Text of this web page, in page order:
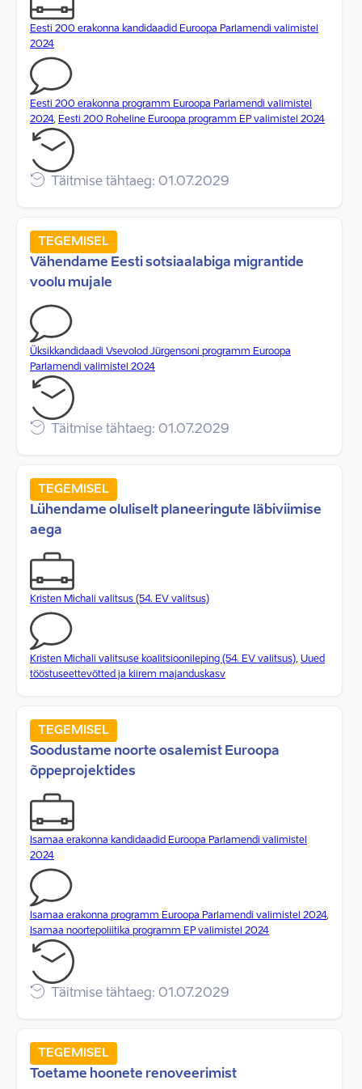
Eesti 200 erakonna kandidaadid Euroopa Parlamendi valimistel
2024
Eesti 200 erakonna programm Euroopa Parlamendi valimistel
2024, Eesti 200 Roheline Euroopa programm EP valimistel 2024
Täitmise tähtaeg: 01.07.2029
TEGEMISEL
Vähendame Eesti sotsiaalabiga migrantide
voolu mujale
Üksikkandidaadi Vsevolod Jürgensoni programm Euroopa
Parlamendi valimistel 2024
Täitmise tähtaeg: 01.07.2029
TEGEMISEL
Lühendame oluliselt planeeringute läbiviimise
aega
Kristen Michali valitsus (54. EV valitsus)
Kristen Michali valitsuse koalitsioonileping (54. EV valitsus), Uued
tööstuseettevõtted ja kiirem majanduskasv
TEGEMISEL
Soodustame noorte osalemist Euroopa
õppeprojektides
Isamaa erakonna kandidaadid Euroopa Parlamendi valimistel
2024
Isamaa erakonna programm Euroopa Parlamendi valimistel 2024,
Isamaa noortepoliitika programm EP valimistel 2024
Täitmise tähtaeg: 01.07.2029
TEGEMISEL
Toetame hoonete renoveerimist